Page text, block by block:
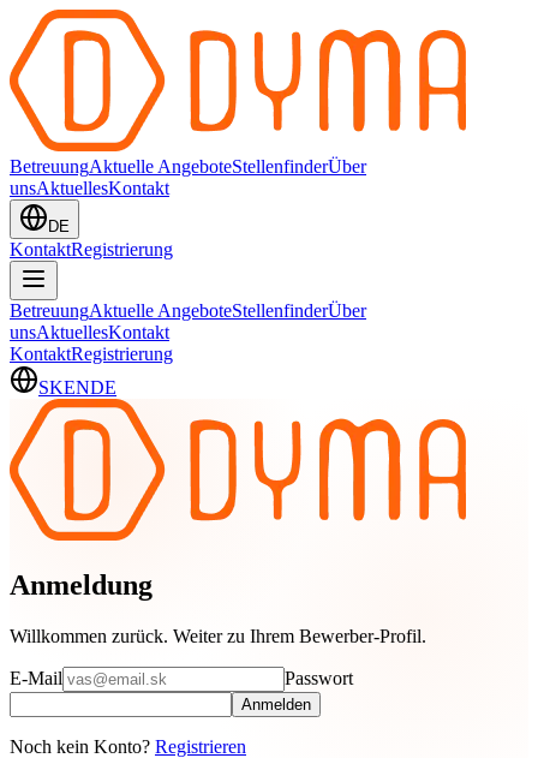
BetreuungAktuelle AngeboteStellenfinderÜber
unsAktuellesKontakt
DE
KontaktRegistrierung
BetreuungAktuelle AngeboteStellenfinderÜber
unsAktuellesKontakt
KontaktRegistrierung
SKENDE
Anmeldung
Willkommen zurück. Weiter zu Ihrem Bewerber-Profil.
E-Mail Passwort
Anmelden
Noch kein Konto? Registrieren